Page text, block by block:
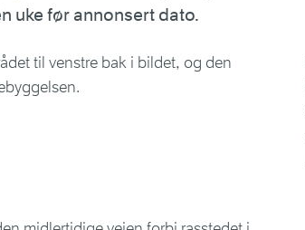
uke før annonsert dato.